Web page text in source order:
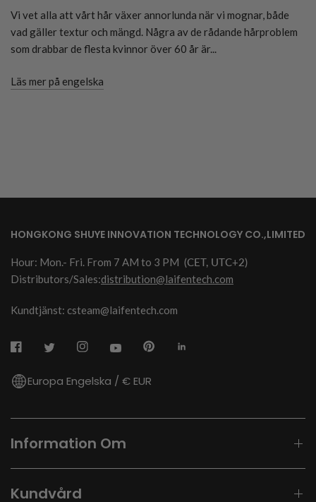
Vi vet alla att vårt hår växer annorlunda när vi mognar, både
vad gäller textur och mängd. Några av de rådande hårproblem
som drabbar de flesta kvinnor över 60 år är...
Läs mer på engelska
HONGKONG SHUYE INNOVATION TECHNOLOGY CO.,LIMITED
Hour: Mon.- Fri. From 7 AM to 3 PM (CET, UTC+2)
Distributors/Sales:distribution@laifentech.com
Kundtjänst: csteam@laifentech.com
Europa Engelska / € EUR
Information Om
Kundvård